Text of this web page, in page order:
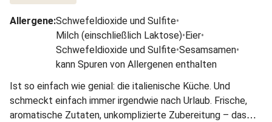
Allergene:Schwefeldioxide und Sulfite•
Milch (einschließlich Laktose)•Eier•
Schwefeldioxide und Sulfite•Sesamsamen•
kann Spuren von Allergenen enthalten
Ist so einfach wie genial: die italienische Küche. Und
schmeckt einfach immer irgendwie nach Urlaub. Frische,
aromatische Zutaten, unkomplizierte Zubereitung – das